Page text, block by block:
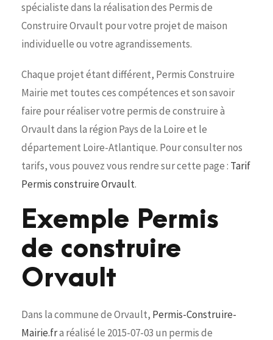
spécialiste dans la réalisation des Permis de
Construire Orvault pour votre projet de maison
individuelle ou votre agrandissements.
Chaque projet étant différent, Permis Construire
Mairie met toutes ces compétences et son savoir
faire pour réaliser votre permis de construire à
Orvault dans la région Pays de la Loire et le
département Loire-Atlantique. Pour consulter nos
tarifs, vous pouvez vous rendre sur cette page : Tarif
Permis construire Orvault.
Exemple Permis
de construire
Orvault
Dans la commune de Orvault, Permis-Construire-
Mairie.fra réalisé le 2015-07-03 un permis de